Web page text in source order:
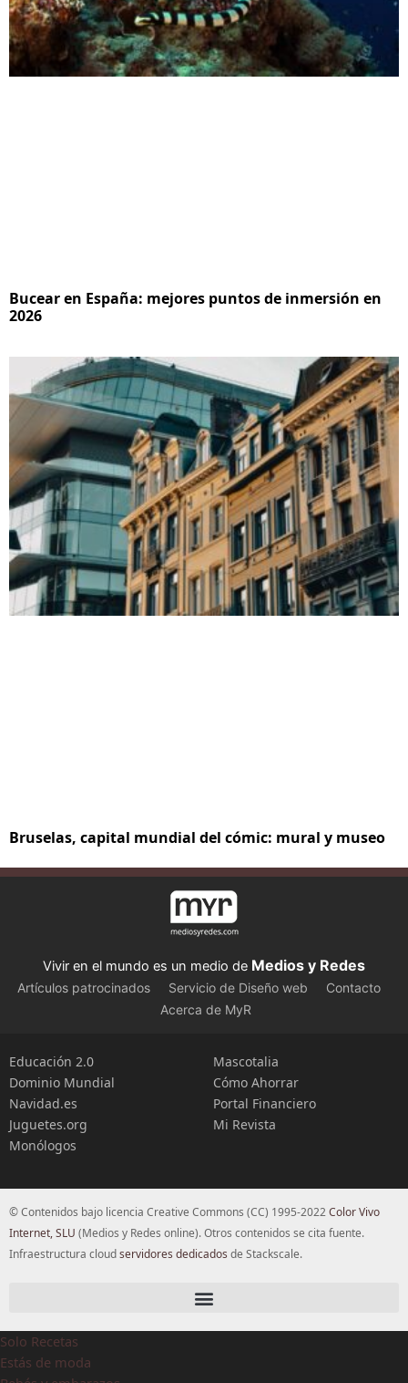
Bucear en España: mejores puntos de inmersión en
2026
Bruselas, capital mundial del cómic: mural y museo
Vivir en el mundo es un medio de Medios y Redes
Artículos patrocinados Servicio de Diseño web
Contacto
Acerca de MyR
Educación 2.0
Dominio Mundial
Navidad.es
Juguetes.org
Monólogos
Mascotalia
Cómo Ahorrar
Portal Financiero
Mi Revista
© Contenidos bajo licencia Creative Commons (CC) 1995-2022Color Vivo
Internet, SLU (Medios y Redes online). Otros contenidos se cita fuente.
Infraestructura cloudservidores dedicados de Stackscale.
Solo Recetas
Estás de moda